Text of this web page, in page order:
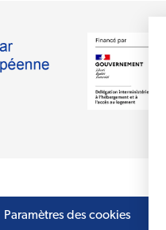
Paramètres des cookies